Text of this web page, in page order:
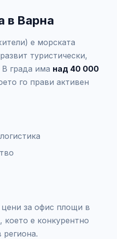
в Варна
е морската
туристически,
В града има над 40 000
го прави активен
за офис площи в
, което е конкурентно
региона.